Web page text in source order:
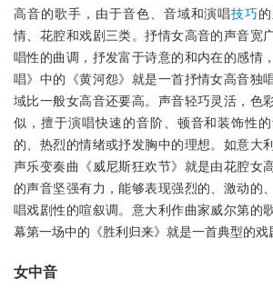
高音的歌手，由于音色、音域和演唱技巧
情、花腔和戏剧三类。抒情女高音的声音宽
唱性的曲调，抒发富于诗意的和内在的感情
唱》中的《黄河怨》就是一首抒情女高音独
域比一般女高音还要高。声音轻巧灵活，色
似，擅于演唱快速的音阶、顿音和装饰性
的、热烈的情绪或抒发胸中的理想。如意大
声乐变奏曲《威尼斯狂欢节》就是由花腔女
的声音坚强有力，能够表现强烈的、激动的
唱戏剧性的喧叙调。意大利作曲家威尔第的
幕第一场中的《胜利归来》就是一首典型的戏
女中音